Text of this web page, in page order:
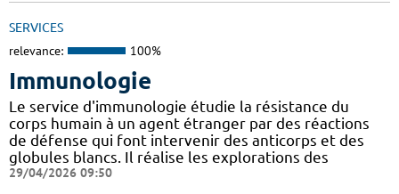
SERVICES
relevance: 100%
Immunologie
Le service d'immunologie étudie la résistance du
corps humain à un agent étranger par des réactions
de défense qui font intervenir des anticorps et des
globules blancs. Il réalise les explorations des
29/04/2026 09:50